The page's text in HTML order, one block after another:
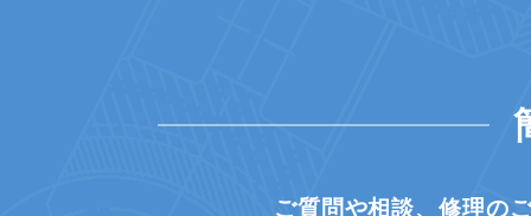
ご質問や相談、修理の